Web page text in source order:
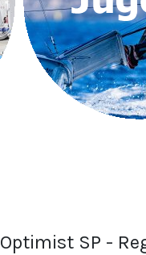
Optimist SP -